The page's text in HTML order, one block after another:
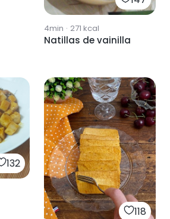
4min · 271 kcal
Natillas de vainilla
132
118